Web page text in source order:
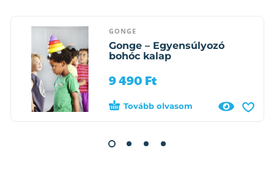
GONGE
Gonge – Egyensúlyozó
bohóc kalap
9 490 Ft
Tovább olvasom